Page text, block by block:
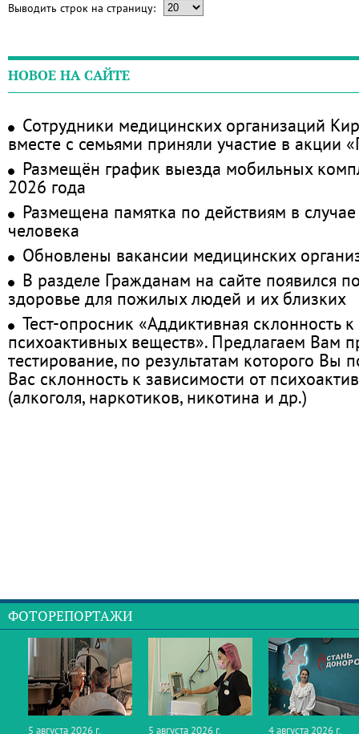
Выводить строк на страницу:
НОВОЕ НА САЙТЕ
Сотрудники медицинских организаций
вместе с семьями приняли участие в акции
Размещён график выезда мобильных
2026 года
Размещена памятка по действиям в
человека
Обновлены вакансии медицинских
В разделе Гражданам на сайте появился
здоровье для пожилых людей и их близких
Тест-опросник «Аддиктивная склонность
психоактивных веществ». Предлагаем Вам
тестирование, по результатам которого Вы
Вас склонность к зависимости от
(алкоголя, наркотиков, никотина и др.)
ФОТОРЕПОРТАЖИ
5 августа 2026 г. 5 августа 2026 г. 4 августа 2026 г.